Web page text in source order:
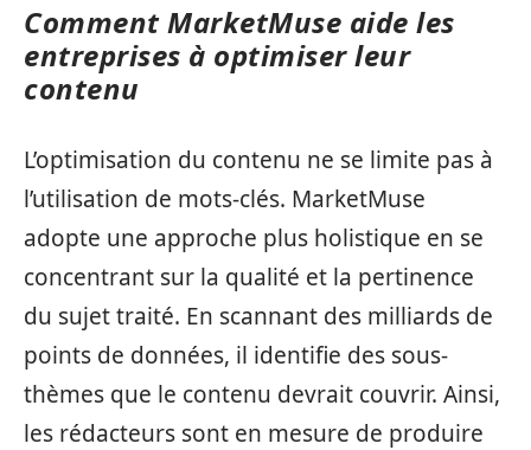
Comment MarketMuse aide les
entreprises à optimiser leur
contenu
L’optimisation du contenu ne se limite pas à
l’utilisation de mots-clés. MarketMuse
adopte une approche plus holistique en se
concentrant sur la qualité et la pertinence
du sujet traité. En scannant des milliards de
points de données, il identifie des sous-
thèmes que le contenu devrait couvrir. Ainsi,
les rédacteurs sont en mesure de produire